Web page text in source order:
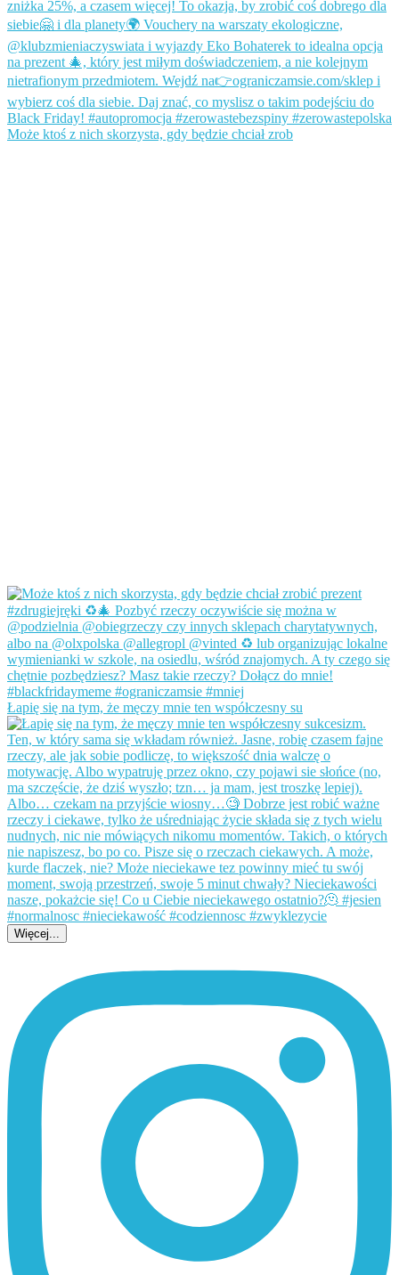
Może ktoś z nich skorzysta, gdy będzie chciał zrob
Łapię się na tym, że męczy mnie ten współczesny su
Więcej...